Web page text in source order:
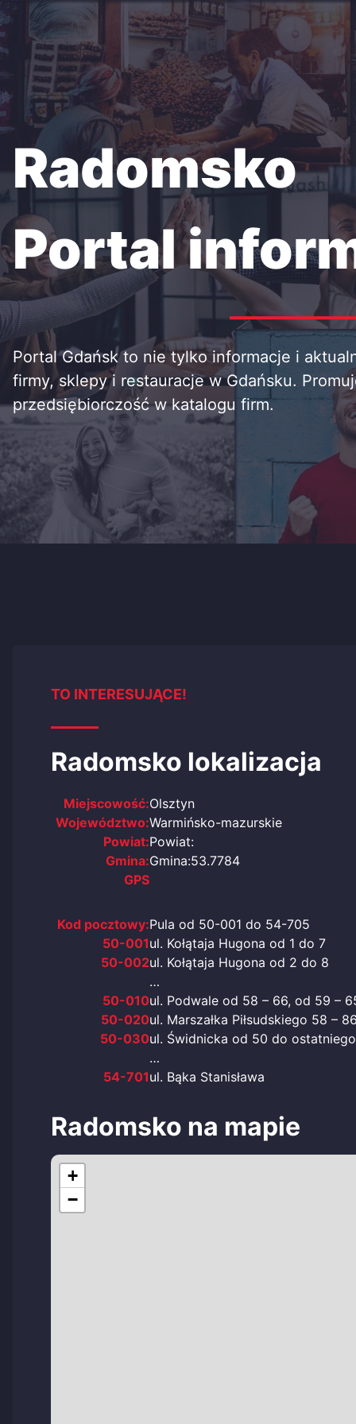
Przejdź
do
treści
Radomsko
Portal
Portal Gdańsk to nie tylko informacje i
firmy, sklepy i restauracje w Gdańsku.
przedsiębiorczość w katalogu firm.
TO INTERESUJĄCE!
Radomsko lokalizacja
Miejscowość:
Województwo:
Powiat:
Gmina:
GPS
Olsztyn
Warmińsko-mazurskie
Powiat:
Gmina:53.7784
Kod pocztowy:
50-001
50-002
50-010
50-020
50-030
54-701
Pula od 50-001 do 54-705
ul. Kołątaja Hugona od 1 do 7
ul. Kołątaja Hugona od 2 do 8
…
ul. Podwale od 58 – 66, od 59 –
ul. Marszałka Piłsudskiego 58 –
ul. Świdnicka od 50 do ostatniego
…
ul. Bąka Stanisława
Radomsko na mapie
+
−